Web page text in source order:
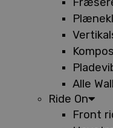
Alle
Ride On
Front